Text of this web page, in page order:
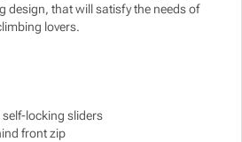
design, that will satisfy the needs of
lovers.
locking sliders
front zip